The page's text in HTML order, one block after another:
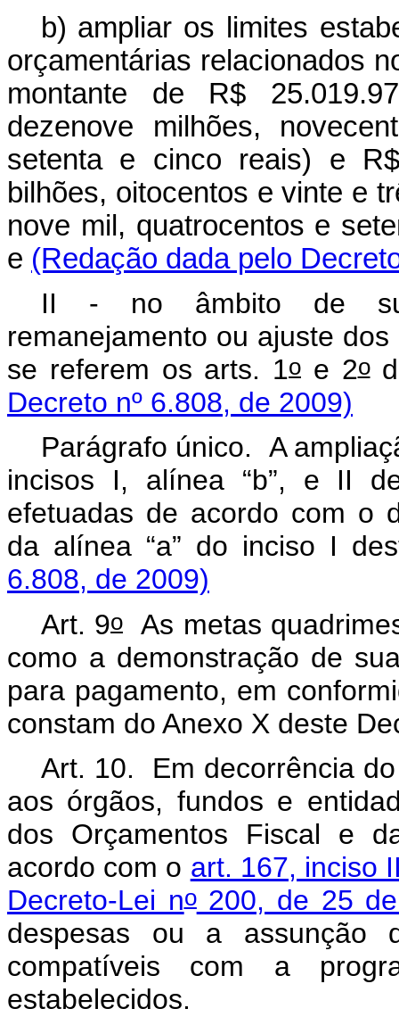
b) ampliar os limites
orçamentárias relacionados
montante de R$
dezenove milhões,
setenta e cinco reais) e
bilhões, oitocentos e vinte e
nove mil, quatrocentos e
e (Redação dada pelo
II - no âmbito de
remanejamento ou ajuste
se referem os arts. 1o e 2o
Decreto nº 6.808, de 2009)
Parágrafo único. A
incisos I, alínea “b”, e II
efetuadas de acordo com o
da alínea “a” do inciso I
6.808, de 2009)
Art. 9o
As metas
como a demonstração de
para pagamento, em
constam do Anexo X deste
Art. 10. Em decorrência
aos órgãos, fundos e
dos Orçamentos Fiscal e
acordo com o art. 167, inciso
Decreto-Lei no200, de 25
despesas ou a assunção
compatíveis com a
estabelecidos.